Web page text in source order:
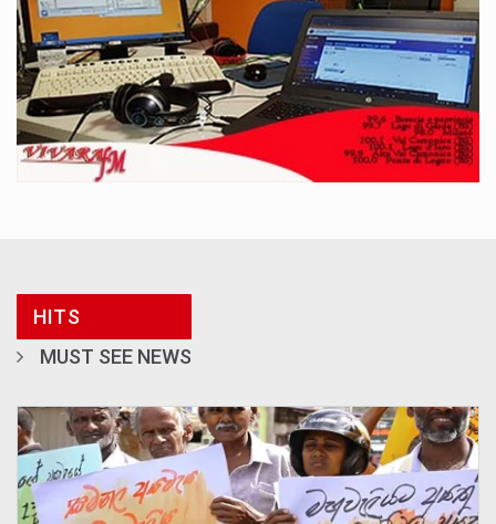
HITS
MUST SEE NEWS